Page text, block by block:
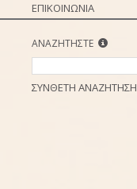
ΕΠΙΚΟΙΝΩΝΙΑ
ΑΝΑΖΗΤΗΣΤΕ
ΣΥΝΘΕΤΗ ΑΝΑΖΗΤΗΣΗ